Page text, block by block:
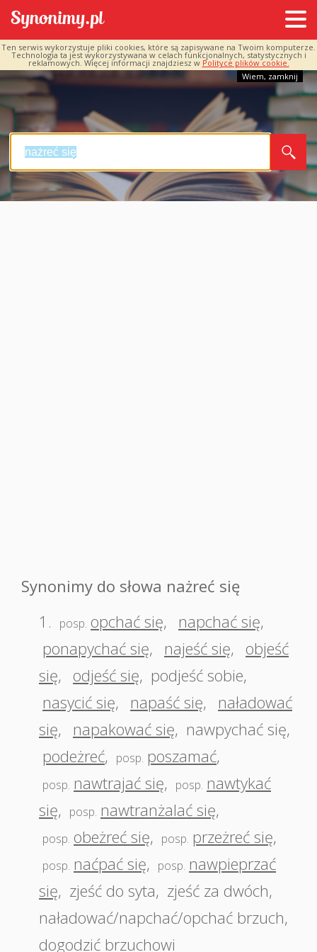
Ten serwis wykorzystuje pliki cookies, które są zapisywane na Twoim komputerze.
Technologia ta jest wykorzystywana w celach funkcjonalnych, statystycznych i
reklamowych. Więcej informacji znajdziesz w Polityce plików cookie.
Wiem, zamknij
Synonimy do słowa nażreć się
1.
posp. opchać się, napchać się,
ponapychać się, najeść się,
objeść
się, odjeść się, podjeść sobie,
nasycić się, napaść się,
naładować
się, napakować się, nawpychać się,
podeżreć, posp. poszamać,
posp. nawtrajać się, posp. nawtykać
się, posp. nawtranżalać się,
posp. obeżreć się, posp. przeżreć się,
posp. naćpać się, posp. nawpieprzać
się, zjeść do syta, zjeść za dwóch,
naładować/napchać/opchać brzuch,
dogodzić brzuchowi